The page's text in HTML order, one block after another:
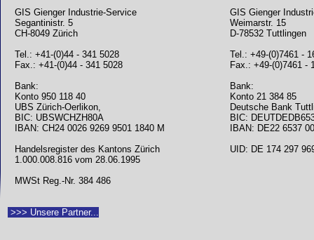
GIS Gienger Industrie-Service
Segantinistr. 5
CH-8049 Zürich
Tel.: +41-(0)44 - 341 5028
Fax.: +41-(0)44 - 341 5028
Bank:
Konto 950 118 40
UBS Zürich-Oerlikon,
BIC: UBSWCHZH80A
IBAN: CH24 0026 9269 9501 1840 M
Handelsregister des Kantons Zürich
1.000.008.816 vom 28.06.1995
MWSt Reg.-Nr. 384 486
GIS Gienger
Weimarstr. 15
D-78532 Tuttlingen
Tel.: +49-(0)7461 -
Fax.: +49-(0)7461 -
Bank:
Konto 21 384 85
Deutsche Bank
BIC:
IBAN: DE22 6537
UID: DE 174 297
>>> Unsere Partner...